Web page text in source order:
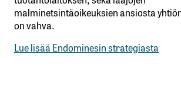
malminetsintäoikeuksien ansiosta
on vahva.
Lue lisää Endominesin strategiasta